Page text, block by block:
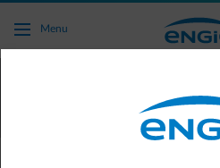
Ga naar de hoofdinhoud
Menu